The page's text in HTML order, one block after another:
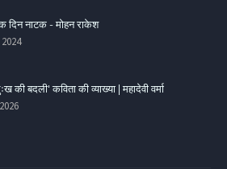
दिन नाटक - मोहन राकेश
की बदली' कविता की व्‍याख्‍या | महादेवी वर्मा